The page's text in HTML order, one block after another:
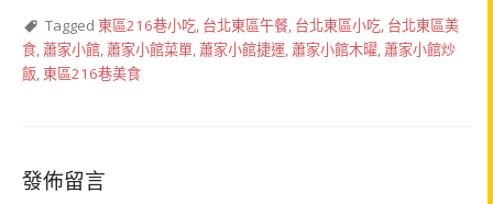
Tagged 東區216巷小吃, 台北東區午餐, 台北東區小吃, 台北東區美
食,蕭家小館,蕭家小館菜單,蕭家小館捷運,蕭家小館木曜,蕭家小館炒
飯, 東區216巷美食
發佈留言